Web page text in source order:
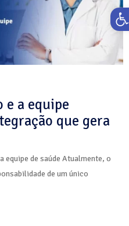
a equipe
que gera
de saúde Atualmente, o
de um único